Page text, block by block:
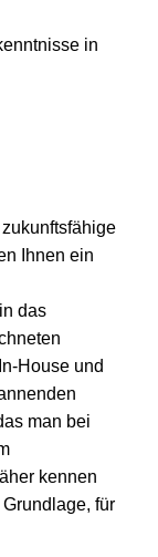
in
Ihnen ein
das
House und
man bei
kennen
für